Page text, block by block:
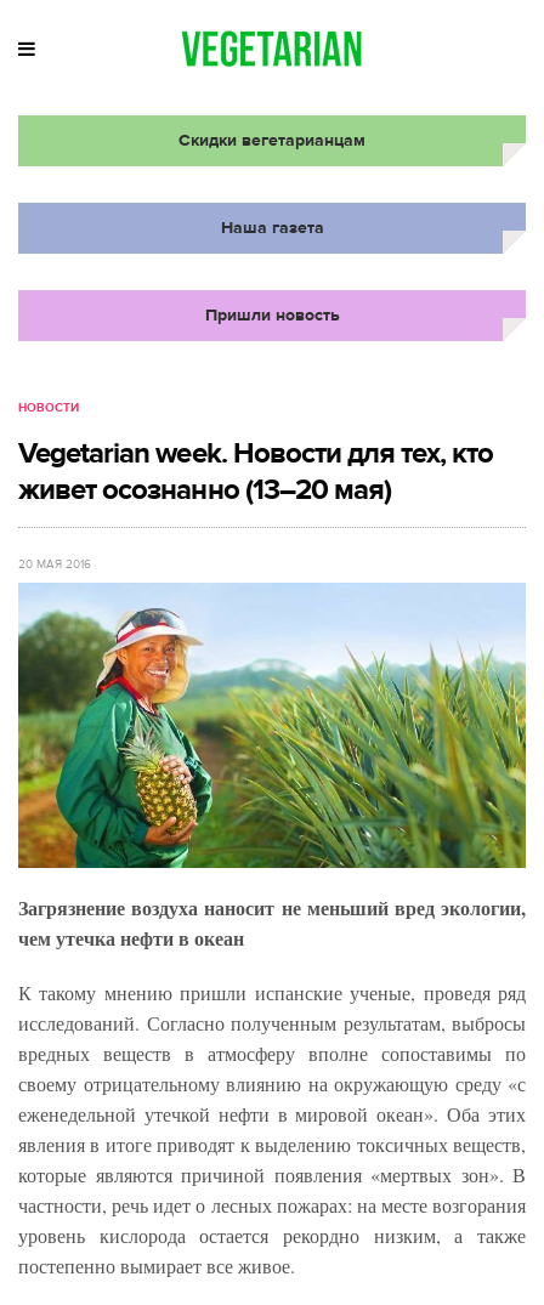
Скидки вегетарианцам
Наша газета
Пришли новость
НОВОСТИ
Vegetarian week. Новости для тех, кто
живет осознанно (13–20 мая)
20 МАЯ 2016
Загрязнение воздуха наносит не меньший вред экологии,
чем утечка нефти в океан
К такому мнению пришли испанские ученые, проведя ряд
исследований. Согласно полученным результатам, выбросы
вредных веществ в атмосферу вполне сопоставимы по
своему отрицательному влиянию на окружающую среду «с
еженедельной утечкой нефти в мировой океан». Оба этих
явления в итоге приводят к выделению токсичных веществ,
которые являются причиной появления «мертвых зон». В
частности, речь идет о лесных пожарах: на месте возгорания
уровень кислорода остается рекордно низким, а также
постепенно вымирает все живое.